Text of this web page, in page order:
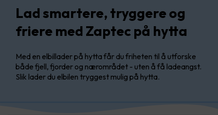
Lad smartere, tryggere og
friere med Zaptec på hytta
Med en elbillader på hytta får du friheten til å utforske
både fjell, fjorder og nærområdet - uten å få ladeangst.
Slik lader du elbilen tryggest mulig på hytta.